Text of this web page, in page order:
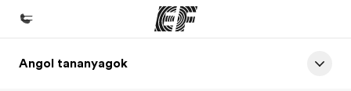
Home
Angol tananyagok